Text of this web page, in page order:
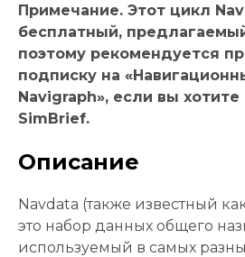
Примечание. Этот цикл
бесплатный,
поэтому рекомендуется
подписку на
Navigraph», если вы хотите
SimBrief.
Описание
Navdata (также известный
это набор данных общего
используемый в самых